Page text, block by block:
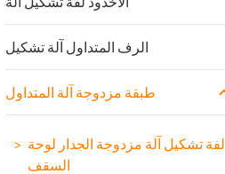
الرف المتداول آلة تشكيل
طبقة مزدوجة آلة المتداول
لفة تشكيل آلة مزدوجة الجدار لوحة
السقف